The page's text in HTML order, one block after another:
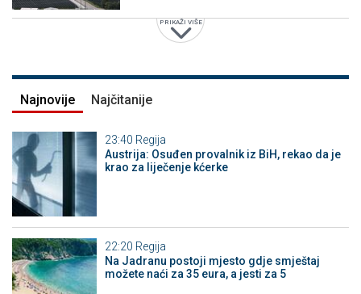
PRIKAŽI VIŠE
Najnovije Najčitanije
23:40 Regija
Austrija: Osuđen provalnik iz BiH, rekao da je
krao za liječenje kćerke
22:20 Regija
Na Jadranu postoji mjesto gdje smještaj
možete naći za 35 eura, a jesti za 5